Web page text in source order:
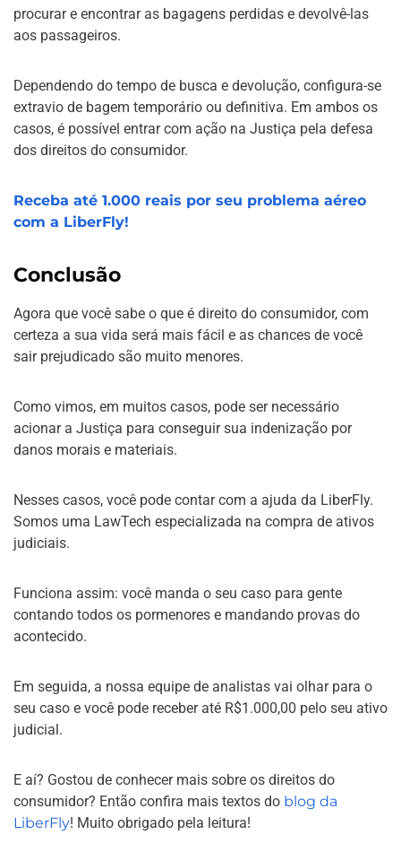
procurar e encontrar as bagagens perdidas e devolvê-las
aos passageiros.
Dependendo do tempo de busca e devolução, configura-se
extravio de bagem temporário ou definitiva. Em ambos os
casos, é possível entrar com ação na Justiça pela defesa
dos direitos do consumidor.
Receba até 1.000 reais por seu problema aéreo
com a LiberFly!
Conclusão
Agora que você sabe o que é direito do consumidor, com
certeza a sua vida será mais fácil e as chances de você
sair prejudicado são muito menores.
Como vimos, em muitos casos, pode ser necessário
acionar a Justiça para conseguir sua indenização por
danos morais e materiais.
Nesses casos, você pode contar com a ajuda da LiberFly.
Somos uma LawTech especializada na compra de ativos
judiciais.
Funciona assim: você manda o seu caso para gente
contando todos os pormenores e mandando provas do
acontecido.
Em seguida, a nossa equipe de analistas vai olhar para o
seu caso e você pode receber até R$1.000,00 pelo seu ativo
judicial.
E aí? Gostou de conhecer mais sobre os direitos do
consumidor? Então confira mais textos do blog da
LiberFly! Muito obrigado pela leitura!